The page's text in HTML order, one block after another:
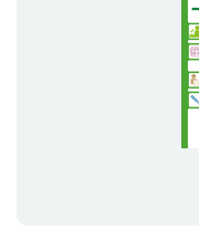
【連載】公益法人運
【連載】公益法人会
【連載】公益法人の
【連載】実務と税務
【連載】事務局だよ
【連載】テーマで紐